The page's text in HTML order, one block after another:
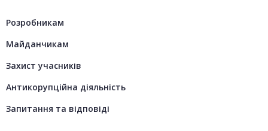
Розробникам
Майданчикам
Захист учасників
Антикорупційна діяльність
Запитання та відповіді